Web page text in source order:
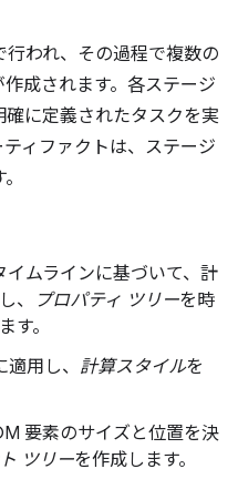
われ、その過程で複数の
成されます。各ステージ
に定義されたタスクを実
ィファクトは、ステージ
ムラインに基づいて、計
、
プロパティ ツリーを時
す。
用し、 計算スタイルを
要素のサイズと位置を決
ツリーを作成します。